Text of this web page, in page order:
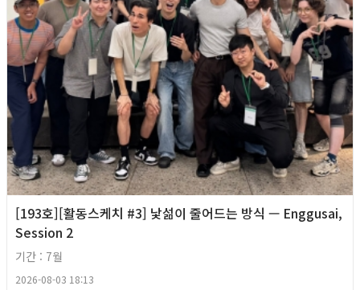
[193호][활동스케치 #3] 낯섦이 줄어드는 방식 — Enggusai,
Session 2
기간 : 7월
2026-08-03 18:13